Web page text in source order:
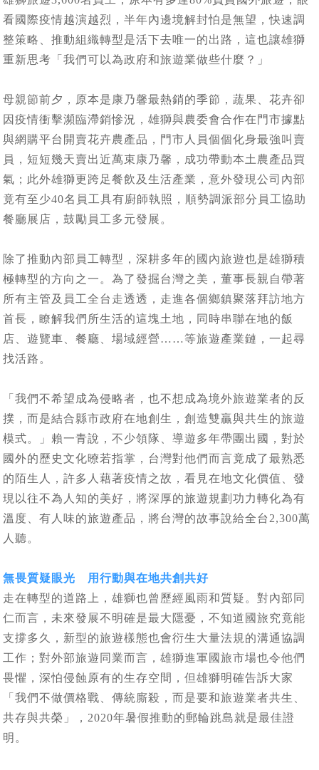
看國際疫情越演越烈，半年內邊境解封怕是無望，快速調
整策略、推動組織轉型是活下去唯一的出路，這也讓雄獅
重新思考「我們可以為政府和旅遊業做些什麼？」
母親節前夕，原本是康乃馨最熱銷的季節，蔬果、花卉卻
因疫情衝擊瀕臨滯銷慘況，雄獅與農委會合作在門市據點
與網購平台開賣花卉農產品，門市人員個個化身最強叫賣
員，短短幾天賣出近萬束康乃馨，成功帶動本土農產品買
氣；此外雄獅更跨足餐飲及生活產業，意外發現公司內部
竟有至少40名員工具有廚師執照，順勢調派部分員工協助
餐廳展店，鼓勵員工多元發展。
除了推動內部員工轉型，深耕多年的國內旅遊也是雄獅積
極轉型的方向之一。為了發掘台灣之美，董事長親自帶著
所有主管及員工全台走透透，走進各個鄉鎮聚落拜訪地方
首長，瞭解我們所生活的這塊土地，同時串聯在地的飯
店、遊覽車、餐廳、場域經營……等旅遊產業鏈，一起尋
找活路。
「我們不希望成為侵略者，也不想成為境外旅遊業者的反
撲，而是結合縣市政府在地創生，創造雙贏與共生的旅遊
模式。」賴一青說，不少領隊、導遊多年帶團出國，對於
國外的歷史文化暸若指掌，台灣對他們而言竟成了最熟悉
的陌生人，許多人藉著疫情之故，看見在地文化價值、發
現以往不為人知的美好，將深厚的旅遊規劃功力轉化為有
溫度、有人味的旅遊產品，將台灣的故事說給全台2,300萬
人聽。
無畏質疑眼光 用行動與在地共創共好
走在轉型的道路上，雄獅也曾歷經風雨和質疑。對內部同
仁而言，未來發展不明確是最大隱憂，不知道國旅究竟能
支撐多久，新型的旅遊樣態也會衍生大量法規的溝通協調
工作；對外部旅遊同業而言，雄獅進軍國旅市場也令他們
畏懼，深怕侵蝕原有的生存空間，但雄獅明確告訴大家
「我們不做價格戰、傳統廝殺，而是要和旅遊業者共生、
共存與共榮」，2020年暑假推動的郵輪跳島就是最佳證
明。